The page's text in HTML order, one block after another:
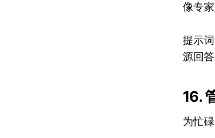
像专
提示
源回
16.
为忙